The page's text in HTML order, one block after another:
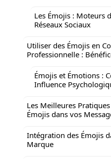
Les Émojis : Moteurs
Réseaux Sociaux
Utiliser des Émojis en
Professionnelle :
Émojis et Émotions :
Influence
Les Meilleures
Émojis dans vos
Intégration des Émojis
Marque